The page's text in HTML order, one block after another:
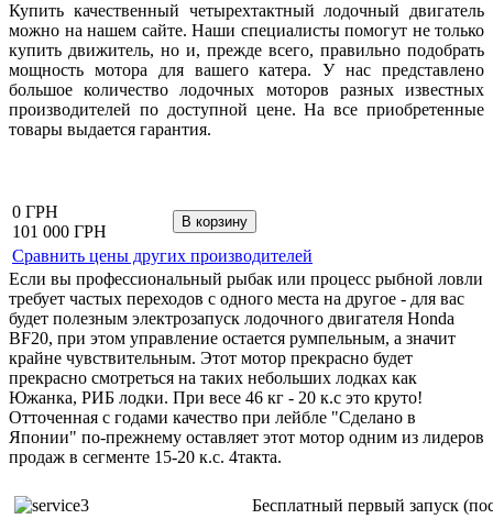
Купить качественный четырехтактный лодочный двигатель
можно на нашем сайте. Наши специалисты помогут не только
купить движитель, но и, прежде всего, правильно подобрать
мощность мотора для вашего катера. У нас представлено
большое количество лодочных моторов разных известных
производителей по доступной цене. На все приобретенные
товары выдается гарантия.
0 ГРН
101 000 ГРН
Сравнить цены других производителей
Если вы профессиональный рыбак или процесс рыбной ловли
требует частых переходов с одного места на другое - для вас
будет полезным электрозапуск лодочного двигателя Honda
BF20, при этом управление остается румпельным, а значит
крайне чувствительным. Этот мотор прекрасно будет
прекрасно смотреться на таких небольших лодках как
Южанка, РИБ лодки. При весе 46 кг - 20 к.с это круто!
Отточенная с годами качество при лейбле "Сделано в
Японии" по-прежнему оставляет этот мотор одним из лидеров
продаж в сегменте 15-20 к.с. 4такта.
Бесплатный первый запуск